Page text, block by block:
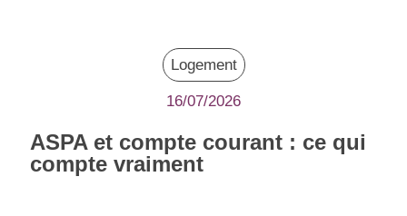
Logement
16/07/2026
ASPA et compte courant : ce qui
compte vraiment